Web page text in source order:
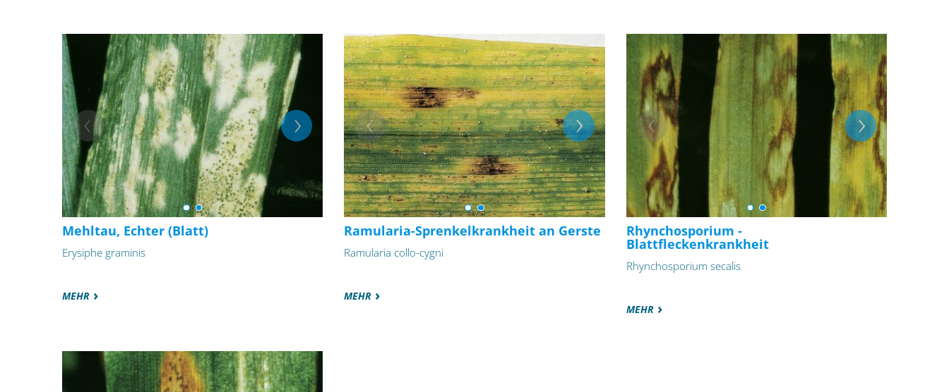
Mehltau, Echter (Blatt)
Erysiphe graminis
MEHR
Ramularia-Sprenkelkrankheit an Gerste
Ramularia collo-cygni
MEHR
Rhynchosporium -
Blattfleckenkrankheit
Rhynchosporium secalis
MEHR